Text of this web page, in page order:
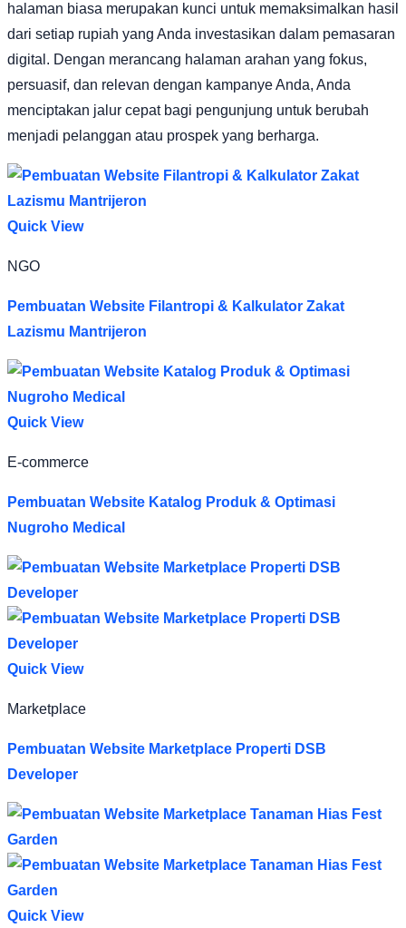
halaman biasa merupakan kunci untuk memaksimalkan hasil
dari setiap rupiah yang Anda investasikan dalam pemasaran
digital. Dengan merancang halaman arahan yang fokus,
persuasif, dan relevan dengan kampanye Anda, Anda
menciptakan jalur cepat bagi pengunjung untuk berubah
menjadi pelanggan atau prospek yang berharga.
Quick View
NGO
Pembuatan Website Filantropi & Kalkulator Zakat
Lazismu Mantrijeron
Quick View
E-commerce
Pembuatan Website Katalog Produk & Optimasi
Nugroho Medical
Quick View
Marketplace
Pembuatan Website Marketplace Properti DSB
Developer
Quick View